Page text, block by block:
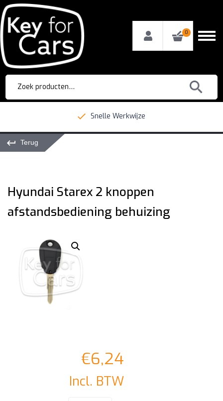
0
Zoeken
naar:
Snelle Werkwijze
Terug
Hyundai Starex 2 knoppen
afstandsbediening behuizing
€6,24
Incl. BTW